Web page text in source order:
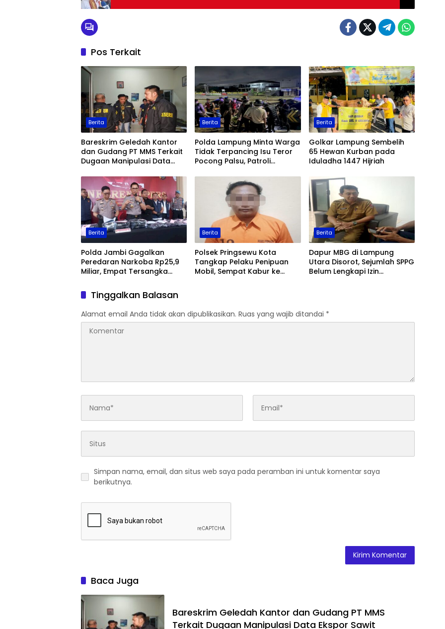
Pos Terkait
Berita
Bareskrim Geledah Kantor
dan Gudang PT MMS Terkait
Dugaan Manipulasi Data
Berita
Polda Lampung Minta Warga
Tidak Terpancing Isu Teror
Pocong Palsu, Patroli
Berita
Golkar Lampung Sembelih
65 Hewan Kurban pada
Iduladha 1447 Hijriah
Berita
Polda Jambi Gagalkan
Peredaran Narkoba Rp25,9
Miliar, Empat Tersangka
Berita
Polsek Pringsewu Kota
Tangkap Pelaku Penipuan
Mobil, Sempat Kabur ke
Berita
Dapur MBG di Lampung
Utara Disorot, Sejumlah SPPG
Belum Lengkapi Izin
Tinggalkan Balasan
Alamat email Anda tidak akan dipublikasikan. Ruas yang wajib ditandai *
Simpan nama, email, dan situs web saya pada peramban ini untuk komentar saya
berikutnya.
Baca Juga
Bareskrim Geledah Kantor dan Gudang PT MMS
Terkait Dugaan Manipulasi Data Ekspor Sawit